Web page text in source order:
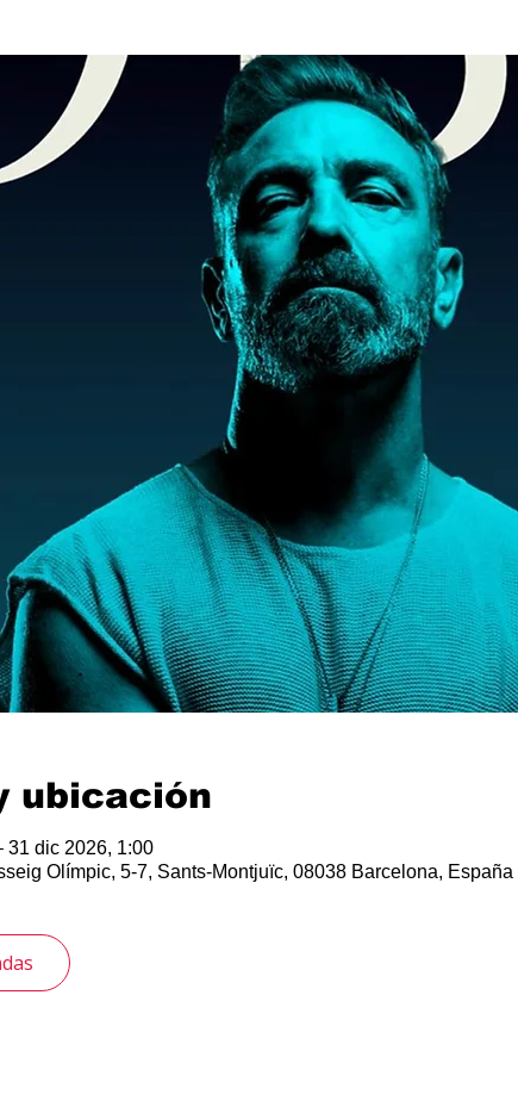
ubicación
31 dic 2026, 1:00
Olímpic, 5-7, Sants-Montjuïc, 08038 Barcelona, España